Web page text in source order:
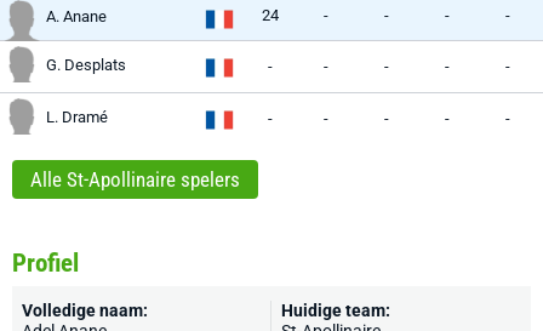
A. Anane 24 - - - -
G. Desplats - - - - -
L. Dramé - - - - -
Alle St-Apollinaire spelers
Profiel
Volledige naam:
Huidige team: